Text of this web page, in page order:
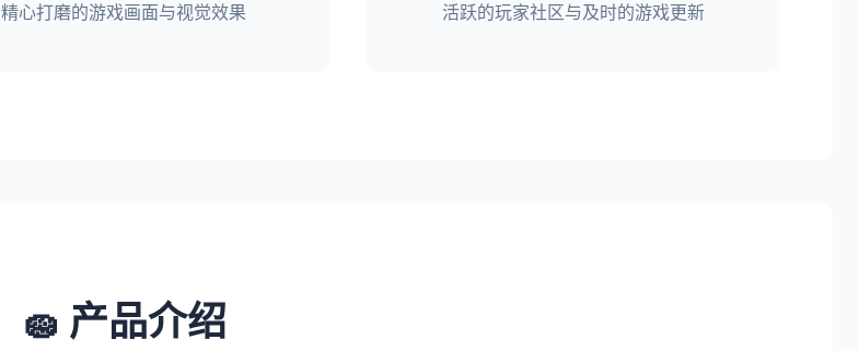
精心打磨的游戏画面与视觉效果 活跃的玩家社区与及时的游戏更新
🧽 产品介绍